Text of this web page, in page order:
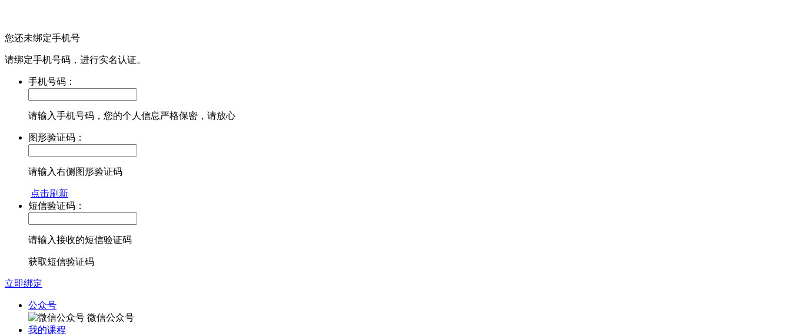
您还未绑定手机号
请绑定手机号码，进行实名认证。
手机号码：
请输入手机号码，您的个人信息严格保密，请放心
图形验证码：
请输入右侧图形验证码
点击刷新
短信验证码：
请输入接收的短信验证码
获取短信验证码
立即绑定
公众号
微信公众号
我的课程